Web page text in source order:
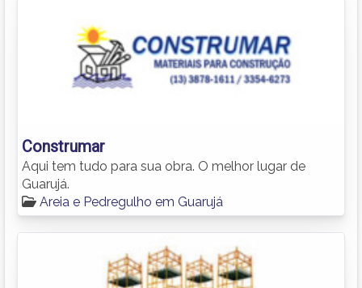
Construmar
Aqui tem tudo para sua obra. O melhor lugar de
Guarujá.
Areia e Pedregulho em Guarujá